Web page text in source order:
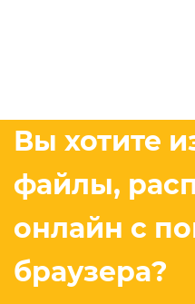
Вы хотите
файлы,
онлайн с
браузера?